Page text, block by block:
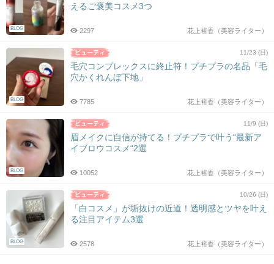
BLOG
えるご褒美コスメ3つ
花上裕香（美容ライター）
2297
BLOG
11/23 (日)
毛穴コンプレックスに終止符！プチプラの名品「毛
穴かくれんぼ下地」
花上裕香（美容ライター）
7785
BLOG
11/9 (日)
眉メイクに自信が持てる！プチプラで叶う“最新ア
イブロウコスメ“2選
花上裕香（美容ライター）
10052
BLOG
10/26 (日)
「白コスメ」が垢抜けの近道！透明感とツヤを叶え
る注目アイテム3選
花上裕香（美容ライター）
2578